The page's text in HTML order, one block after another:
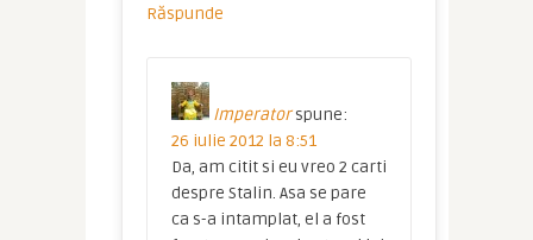
Răspunde
Imperator spune:
26 iulie 2012 la 8:51
Da, am citit si eu vreo 2 carti
despre Stalin. Asa se pare
ca s-a intamplat, el a fost